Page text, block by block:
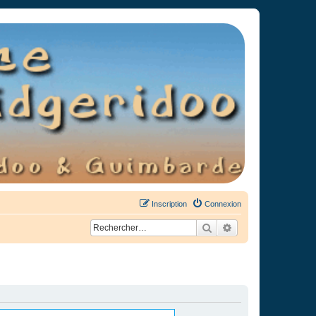
Connexion
Inscription
Rechercher